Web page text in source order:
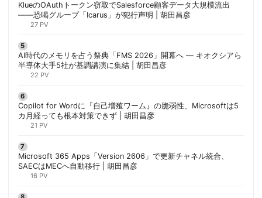
KlueのOAuthトークン窃取でSalesforce顧客データ大規模流出
——恐喝グループ「Icarus」が犯行声明 | 胡田昌彦
27 PV
AI時代のメモリを占う祭典「FMS 2026」開幕へ ― キオクシアら
半導体大手5社が基調講演に集結 | 胡田昌彦
22 PV
Copilot for Wordに『自己増殖ワーム』の脆弱性、Microsoftは5
カ月経っても根本対策できず | 胡田昌彦
21 PV
Microsoft 365 Apps「Version 2606」で更新チャネル統合、
SAECはMECへ自動移行 | 胡田昌彦
16 PV